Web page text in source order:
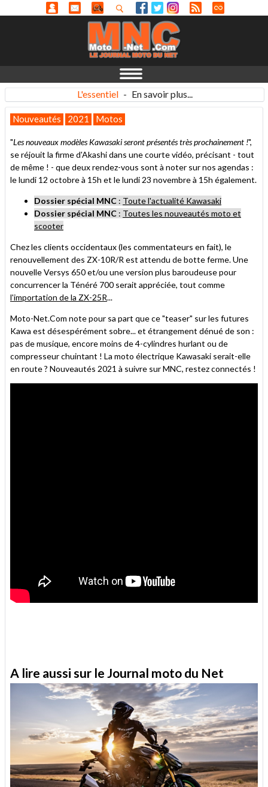
L'essentiel - En savoir plus...
Nouveautés 2021 Motos
"Les nouveaux modèles Kawasaki seront présentés très prochainement !",
se réjouit la firme d'Akashi dans une courte vidéo, précisant - tout
de même ! - que deux rendez-vous sont à noter sur nos agendas :
le lundi 12 octobre à 15h et le lundi 23 novembre à 15h également.
Dossier spécial MNC : Toute l'actualité Kawasaki
Dossier spécial MNC : Toutes les nouveautés moto et
scooter
Chez les clients occidentaux (les commentateurs en fait), le
renouvellement des ZX-10R/R est attendu de botte ferme. Une
nouvelle Versys 650 et/ou une version plus baroudeuse pour
concurrencer la Ténéré 700 serait appréciée, tout comme
l'importation de la ZX-25R...
Moto-Net.Com note pour sa part que ce "teaser" sur les futures
Kawa est désespérément sobre... et étrangement dénué de son :
pas de musique, encore moins de 4-cylindres hurlant ou de
compresseur chuintant ! La moto électrique Kawasaki serait-elle
en route ? Nouveautés 2021 à suivre sur MNC, restez connectés !
A lire aussi sur le Journal moto du Net